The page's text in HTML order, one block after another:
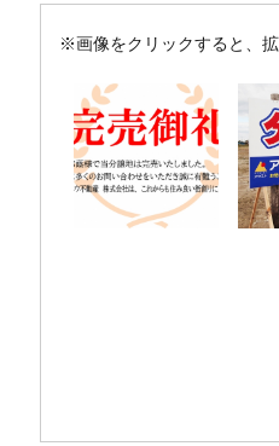
※画像をクリックすると、拡